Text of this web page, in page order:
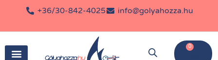
+36/30-842-4025 info@golyahozza.hu
0